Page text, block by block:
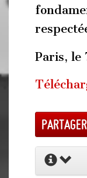
Paris, le